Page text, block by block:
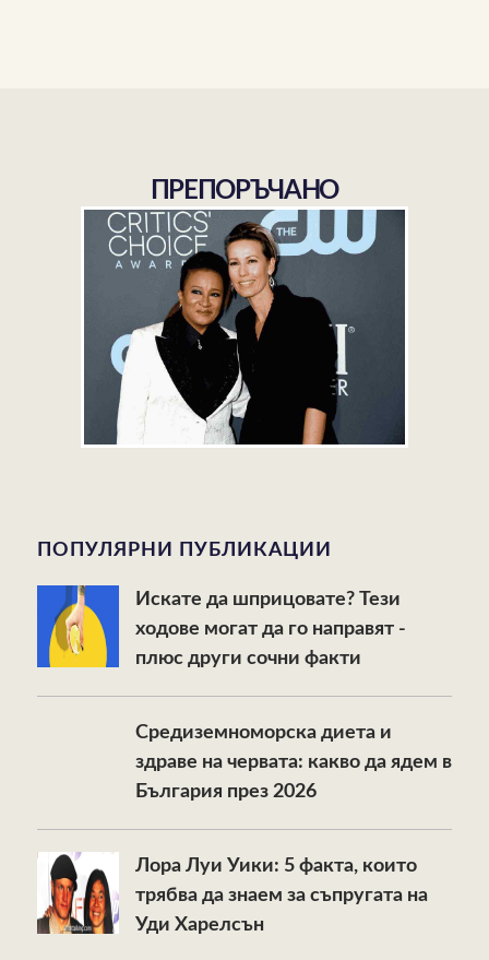
ПРЕПОРЪЧАНО
ПОПУЛЯРНИ ПУБЛИКАЦИИ
Искате да шприцовате? Тези
ходове могат да го направят -
плюс други сочни факти
Средиземноморска диета и
здраве на червата: какво да ядем в
България през 2026
Лора Луи Уики: 5 факта, които
трябва да знаем за съпругата на
Уди Харелсън